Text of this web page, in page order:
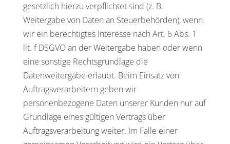
gesetzlich hierzu verpflichtet sind (z. B.
Weitergabe von Daten an Steuerbehörden), wenn
wir ein berechtigtes Interesse nach Art. 6 Abs. 1
lit. f DSGVO an der Weitergabe haben oder wenn
eine sonstige Rechtsgrundlage die
Datenweitergabe erlaubt. Beim Einsatz von
Auftragsverarbeitern geben wir
personenbezogene Daten unserer Kunden nur auf
Grundlage eines gültigen Vertrags über
Auftragsverarbeitung weiter. Im Falle einer